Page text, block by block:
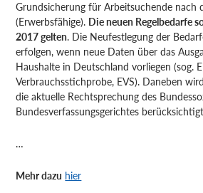
Grundsicherung für Arbeitsuchende nach
(Erwerbsfähige). Die neuen Regelbedarfe
2017 gelten. Die Neufestlegung der
erfolgen, wenn neue Daten über das
Haushalte in Deutschland vorliegen (sog.
Verbrauchsstichprobe, EVS). Daneben
die aktuelle Rechtsprechung des
Bundesverfassungsgerichtes
…
Mehr dazu hier